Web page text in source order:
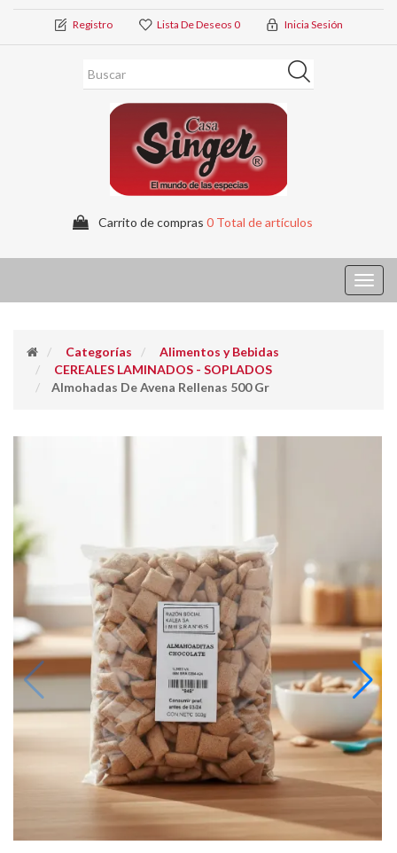
Registro Lista De Deseos 0 Inicia Sesión
Carrito de compras 0 Total de artículos
Categorías
Alimentos y Bebidas
CEREALES LAMINADOS - SOPLADOS
Almohadas De Avena Rellenas 500 Gr